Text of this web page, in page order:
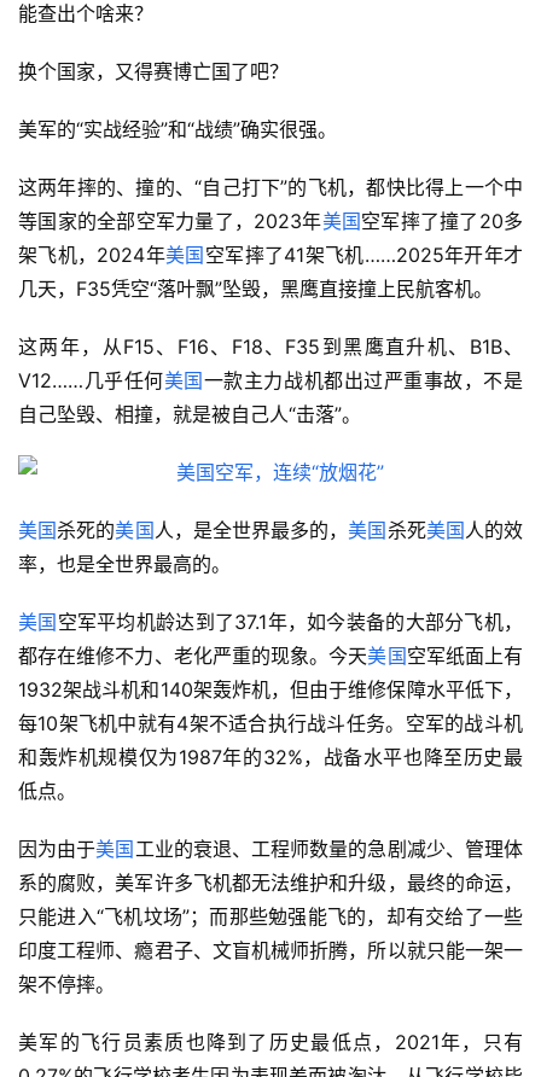
能查出个啥来？
换个国家，又得赛博亡国了吧？
美军的“实战经验”和“战绩”确实很强。
这两年摔的、撞的、“自己打下”的飞机，都快比得上一个中
等国家的全部空军力量了，‌2023年美国空军摔了撞了20多
架飞机，2024年美国 空军摔了41架飞机‌……2025年开年才
几天，F35凭空“落叶飘”坠毁，黑鹰直接撞上民航客机。
这两年，从F15、F16、F18、F35到黑鹰直升机、B1B、
V12……几乎任何美国一款主力战机都出过严重事故，不是
自己坠毁、相撞，就是被自己人“击落”。
美国杀死的美国人，是全世界最多的，美国 杀死美国人的效
率，也是全世界最高的。
美国 空军平均机龄达到了37.1年，如今装备的大部分飞机，
都存在维修不力、老化严重的现象。今天美国空军纸面上有
1932架战斗机和140架轰炸机，但由于维修保障水平低下，
每10架飞机中就有4架不适合执行战斗任务。空军的战斗机
和轰炸机规模仅为1987年的32%，战备水平也降至历史最
低点。
因为由于美国工业的衰退、工程师数量的急剧减少、管理体
系的腐败，美军许多飞机都无法维护和升级，最终的命运，
只能进入“飞机坟场”；而那些勉强能飞的，却有交给了一些
印度工程师、瘾君子、文盲机械师折腾，所以就只能一架一
架不停摔。
美军的飞行员素质也降到了历史最低点，2021年，只有